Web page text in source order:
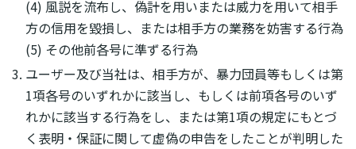
(4) 風説を流布し、偽計を用いまたは威力を用いて相手
方の信用を毀損し、または相手方の業務を妨害する行為
(5) その他前各号に準ずる行為
ユーザー及び当社は、相手方が、暴力団員等もしくは第
1項各号のいずれかに該当し、もしくは前項各号のいず
れかに該当する行為をし、または第1項の規定にもとづ
く表明・保証に関して虚偽の申告をしたことが判明した